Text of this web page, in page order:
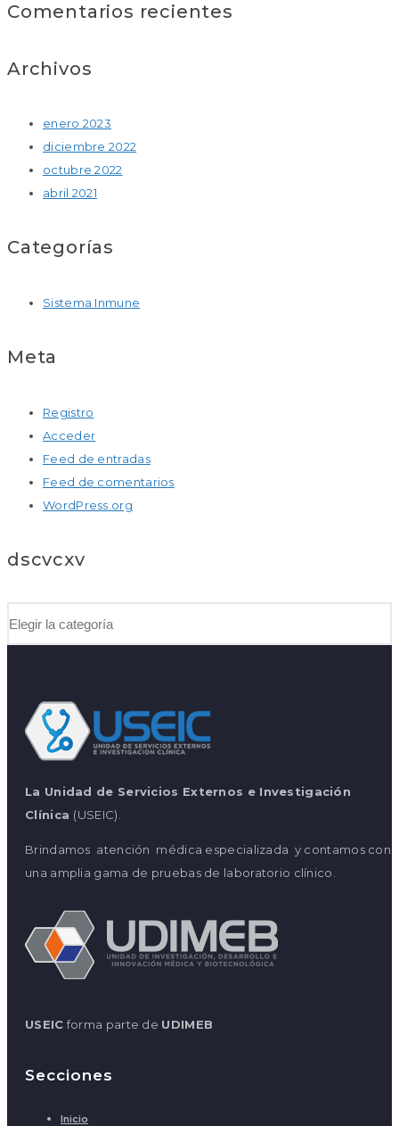
Comentarios recientes
Archivos
enero 2023
diciembre 2022
octubre 2022
abril 2021
Categorías
Sistema Inmune
Meta
Registro
Acceder
Feed de entradas
Feed de comentarios
WordPress.org
dscvcxv
La Unidad de Servicios Externos e Investigación
Clínica (USEIC).
Brindamos atención médica especializada y contamos con
una amplia gama de pruebas de laboratorio clínico.
USEIC forma parte de UDIMEB
Secciones
Inicio